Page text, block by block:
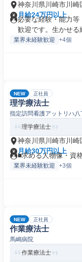
神奈川県川崎市川崎
月給24万円以上
必要な経験・能力
歓迎です。生かせる
業界未経験歓迎 +4個
NEW 正社員
理学療法士
指定訪問看護アットリハ八
理学療法士
神奈川県川崎市川崎
月給30万円以上
■求める人物像・資
業界未経験歓迎 +3個
NEW 正社員
作業療法士
馬嶋病院
作業療法士